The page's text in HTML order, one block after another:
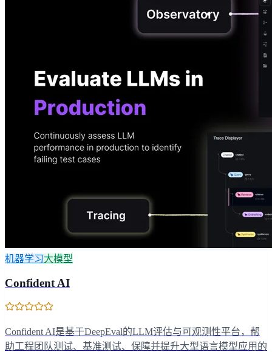
机器学习大模型
Confident AI
Confident AI是基于DeepEval的LLM评估与可观测性平台，帮
助工程团队测试、基准测试、保障并提升大型语言模型应用的